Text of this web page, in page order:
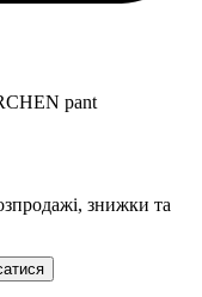
pant
знижки та